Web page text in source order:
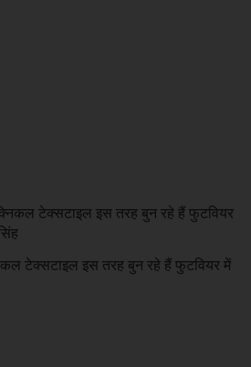
टेक्सटाइल इस तरह बुन रहे हैं फुटवियर में